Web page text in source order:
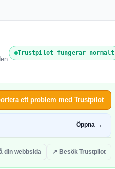
Trustpilot fungerar normalt
ett problem med Trustpilot
Öppna →
din webbsida ↗ Besök Trustpilot